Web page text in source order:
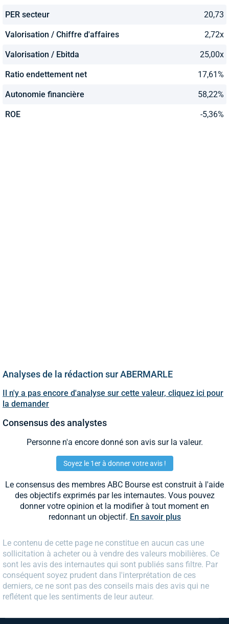
PER secteur 20,73
Valorisation / Chiffre d'affaires 2,72x
Valorisation / Ebitda 25,00x
Ratio endettement net 17,61%
Autonomie financière 58,22%
ROE -5,36%
Analyses de la rédaction sur ABERMARLE
Il n'y a pas encore d'analyse sur cette valeur, cliquez ici pour
la demander
Consensus des analystes
Personne n'a encore donné son avis sur la valeur.
Soyez le 1er à donner votre avis !
Le consensus des membres ABC Bourse est construit à l'aide
des objectifs exprimés par les internautes. Vous pouvez
donner votre opinion et la modifier à tout moment en
redonnant un objectif. En savoir plus
Le contenu de cette page ne constitue en aucun cas une
sollicitation à acheter ou à vendre des valeurs mobilières. Ce
sont les avis des internautes qui sont publiés sans filtre. Par
conséquent soyez prudent dans l'interprétation de ces
derniers, ce ne sont pas des conseils mais des avis qui ne
reflétent que les sentiments de leur auteur.